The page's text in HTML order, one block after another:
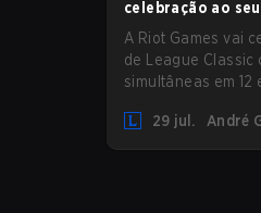
celebração ao
A Riot Games vai
de League Classic
simultâneas em 12
presenciais nos
29 jul. André